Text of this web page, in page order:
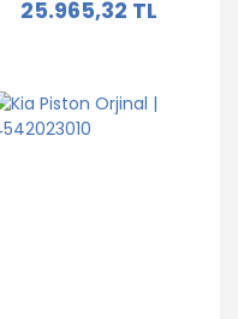
461003B600
25.965,32 TL